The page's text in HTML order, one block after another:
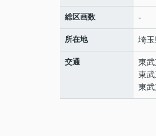
総区画数 -
所在地 埼玉
交通 東
東
東